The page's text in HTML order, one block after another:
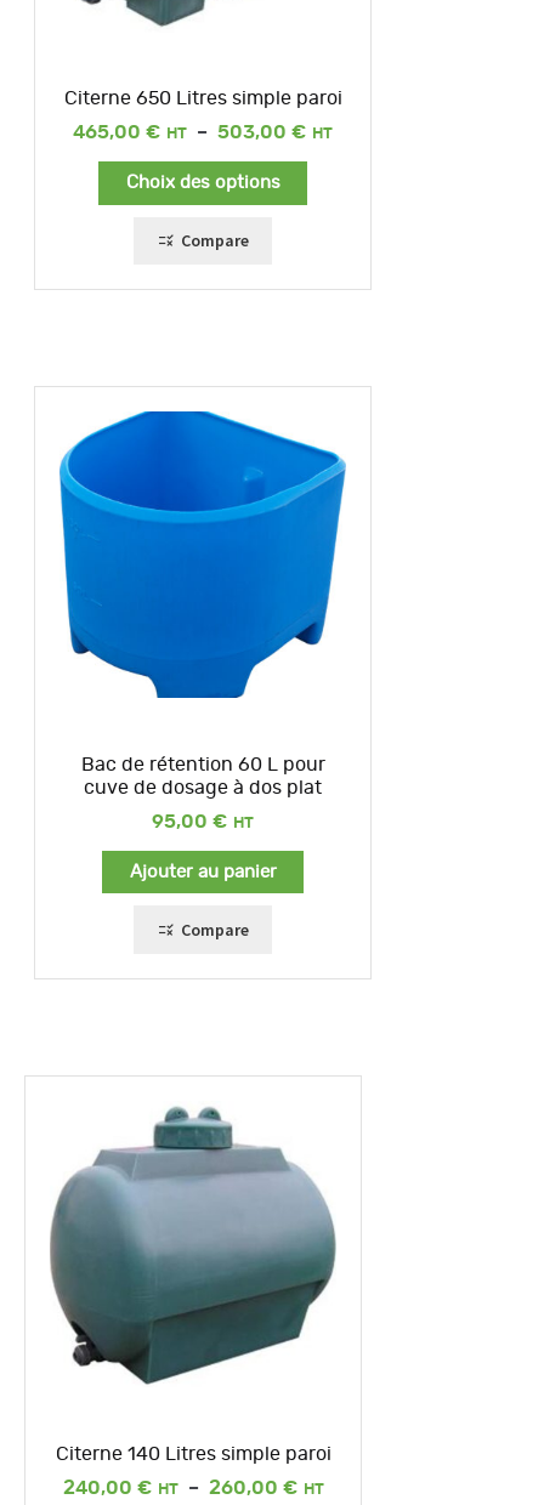
Citerne 650 Litres simple paroi
465,00 € – 503,00 €
Plage
Choix des options
Compare
Bac de rétention 60 L pour
cuve de dosage à dos plat
95,00 €
Ajouter au panier
Compare
Citerne 140 Litres simple paroi
240,00 € – 260,00 €
Plage